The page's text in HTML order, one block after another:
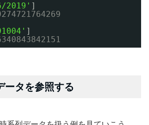
2019' ]
]
ータを参照する